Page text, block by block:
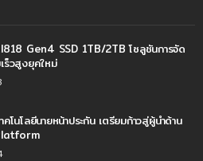
Gen4 SSD 1TB/2TB โซลูชันการจัด
ร็วสูงยุคใหม่
คโนโลยีนายหน้าประกัน เตรียมก้าวสู่ผู้นำด้าน